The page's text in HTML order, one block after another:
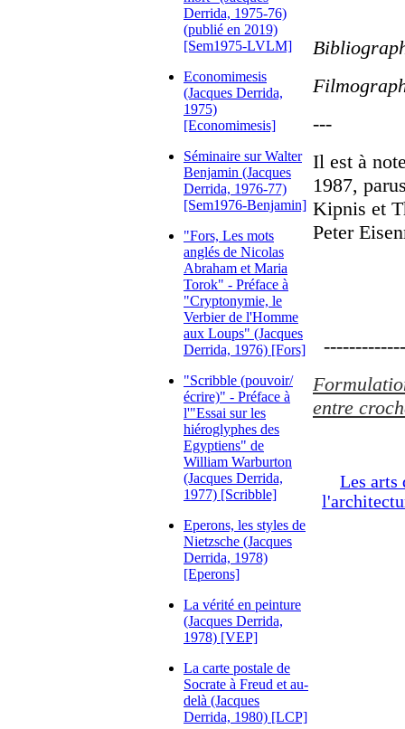
Derrida, 1975-76)
(publié en 2019)
[Sem1975-LVLM]
Economimesis
(Jacques Derrida,
1975)
[Economimesis]
Séminaire sur Walter
Benjamin (Jacques
Derrida, 1976-77)
[Sem1976-Benjamin]
"Fors, Les mots
anglés de Nicolas
Abraham et Maria
Torok" - Préface à
"Cryptonymie, le
Verbier de l'Homme
aux Loups" (Jacques
Derrida, 1976) [Fors]
"Scribble (pouvoir/
écrire)" - Préface à
l'"Essai sur les
hiéroglyphes des
Egyptiens" de
William Warburton
(Jacques Derrida,
1977) [Scribble]
Eperons, les styles de
Nietzsche (Jacques
Derrida, 1978)
[Eperons]
La vérité en peinture
(Jacques Derrida,
1978) [VEP]
La carte postale de
Socrate à Freud et au-
delà (Jacques
Derrida, 1980) [LCP]
---
Il est à
1987,
Kipnis et
Peter
entre
Les arts